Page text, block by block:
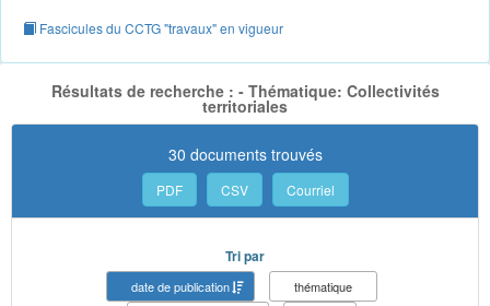
Fascicules du CCTG "travaux" en vigueur
Résultats de recherche : - Thématique: Collectivités
territoriales
30 documents trouvés
PDF CSV Courriel
Tri par
date de publication
thématique